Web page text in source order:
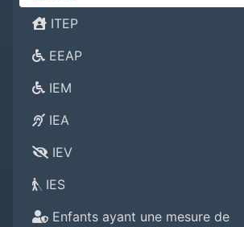
ITEP
EEAP
IEM
IEA
IEV
IES
Enfants ayant une mesure de